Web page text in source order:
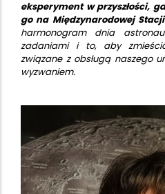
eksperyment w przyszłości,
go na Międzynarodowej
harmonogram dnia
zadaniami i to, aby
związane z obsługą naszego
wyzwaniem.